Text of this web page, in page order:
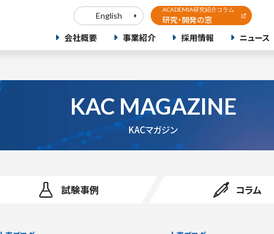
English
ACADEMIA研究紹介コラム
研究・開発の窓
会社概要 事業紹介 採用情報 ニュース
KAC MAGAZINE
KACマガジン
試験事例 コラム